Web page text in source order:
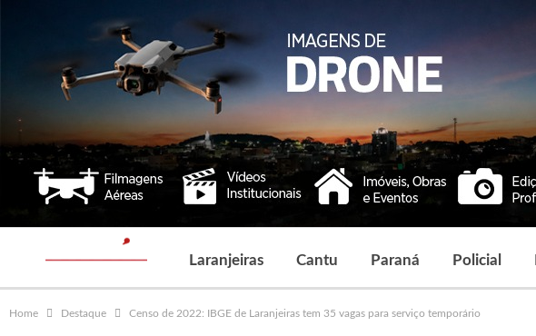
Laranjeiras Cantu Paraná Policial
Home Destaque Censo de 2022: IBGE de Laranjeiras tem 35 vagas para serviço temporário